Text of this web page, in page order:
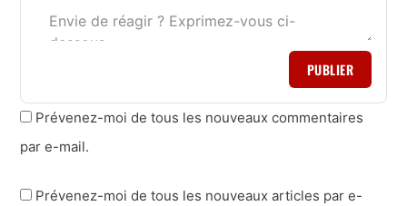
PUBLIER
Prévenez-moi de tous les nouveaux commentaires
par e-mail.
Prévenez-moi de tous les nouveaux articles par e-